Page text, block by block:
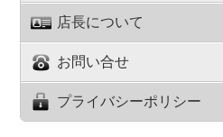
店長について
お問い合せ
プライバシーポリシー